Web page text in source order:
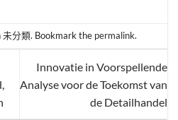
未分類. Bookmark the permalink.
Innovatie in Voorspellende
Analyse voor de Toekomst van
de Detailhandel